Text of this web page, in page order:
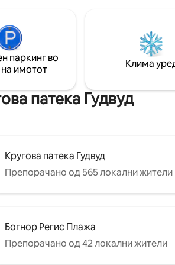
на
помфрит на вашиот праг,
да одите далеку за тоа
покрај море.
паркинг во
имотот
Клима
патека Гудвуд
Кругова патека Гудвуд
Препорачано од 565 локални жители
Богнор Регис Плажа
Препорачано од 42 локални жители